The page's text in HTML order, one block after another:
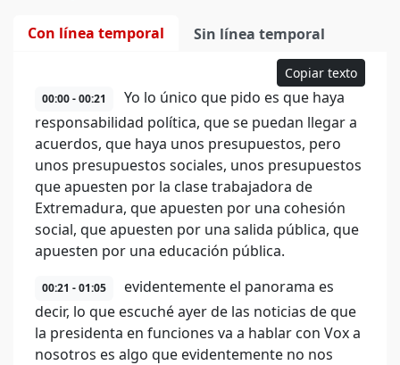
Con línea temporal Sin línea temporal
Copiar texto
00:00 - 00:21
Yo lo único que pido es que haya
responsabilidad política, que se puedan llegar a
acuerdos, que haya unos presupuestos, pero
unos presupuestos sociales, unos presupuestos
que apuesten por la clase trabajadora de
Extremadura, que apuesten por una cohesión
social, que apuesten por una salida pública, que
apuesten por una educación pública.
00:21 - 01:05
evidentemente el panorama es
decir, lo que escuché ayer de las noticias de que
la presidenta en funciones va a hablar con Vox a
nosotros es algo que evidentemente no nos